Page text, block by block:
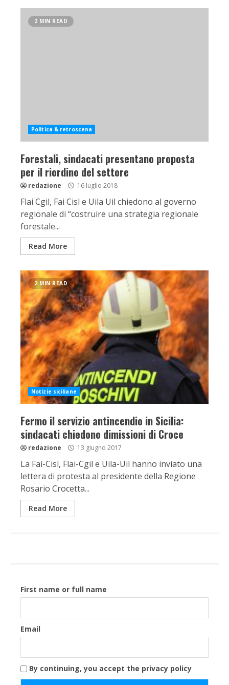
2 MIN READ
Politica & retroscena
Forestali, sindacati presentano proposta
per il riordino del settore
redazione 16 luglio 2018
Flai Cgil, Fai Cisl e Uila Uil chiedono al governo
regionale di “costruire una strategia regionale
forestale...
Read More
2 MIN READ
Notizie siciliane
Fermo il servizio antincendio in Sicilia:
sindacati chiedono dimissioni di Croce
redazione 13 giugno 2017
La Fai-Cisl, Flai-Cgil e Uila-Uil hanno inviato una
lettera di protesta al presidente della Regione
Rosario Crocetta...
Read More
First name or full name
Email
By continuing, you accept the privacy policy